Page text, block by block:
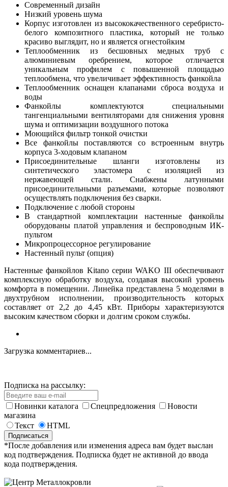
Современный дизайн
Низкий уровень шума
Корпус изготовлен из высококачественного серебристо-
белого композитного пластика, который не только
красиво выглядит, но и является огнестойким
Теплообменник из бесшовных медных труб с
алюминиевым оребрением, которое отличается
уникальным профилем с повышенной площадью
теплообмена, что увеличивает эффективность фанкойла
Теплообменник оснащен клапанами сброса воздуха и
воды
Фанкойлы комплектуются специальными
тангенциальными вентиляторами для снижения уровня
шума и оптимизации воздушного потока
Моющийся фильтр тонкой очистки
Все фанкойлы поставляются со встроенным внутрь
корпуса 3-ходовым клапаном
Присоединительные шланги изготовлены из
синтетического эластомера с изоляцией из
нержавеющей стали. Снабжены латунными
присоединительными разъемами, которые позволяют
осуществлять подключения без сварки.
Подключение с любой стороны
В стандартной комплектации настенные фанкойлы
оборудованы платой управления и беспроводным ИК-
пультом
Микропроцессорное регулирование
Настенный пульт (опция)
Настенные фанкойлов Kitano серии WAKO III обеспечивают
комплексную обработку воздуха, создавая высокий уровень
комфорта в помещении. Линейка представлена 5 моделями в
двухтрубном исполнении, производительность которых
составляет от 2,2 до 4,45 кВт. Приборы характеризуются
высоким качеством сборки и долгим сроком службы.
Загрузка комментариев...
Подписка на рассылку:
Новинки каталога Спецпредложения
Новости
магазина
Текст
HTML
*После добавления или изменения адреса вам будет выслан
код подтверждения. Подписка будет не активной до ввода
кода подтверждения.